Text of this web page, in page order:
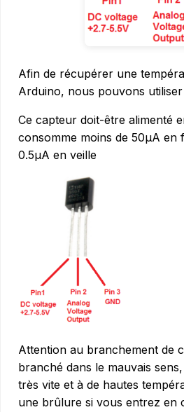
Afin de récupérer une
Arduino, nous pouvons
Ce capteur doit-être alimenté
consomme moins de 50µA en
0.5µA en veille
Attention au branchement de
branché dans le mauvais
très vite et à de hautes
une brûlure si vous entrez en